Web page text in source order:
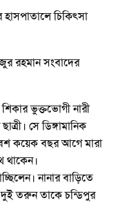
চিকিৎসা
রহমান সংবাদের
ভুক্তভোগী নারী
সে ডিঙ্গামানিক
কয়েক বছর আগে মারা
থাকেন।
নানার বাড়িতে
দুই তরুন তাকে চন্ডিপুর